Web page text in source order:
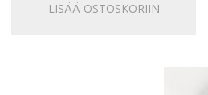
LISÄÄ OSTOSKORIIN